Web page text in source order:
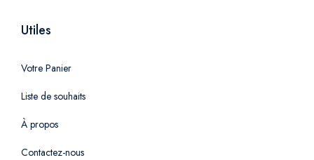
Utiles
Votre Panier
Liste de souhaits
À propos
Contactez-nous